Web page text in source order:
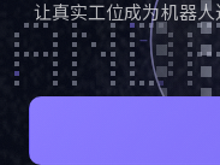
让真实工位成为机器